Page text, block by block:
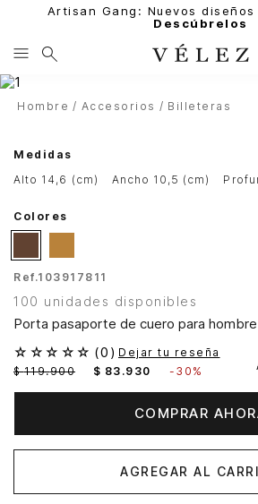
Artisan Gang: Nuevos
Descúbrelos
Hombre Accesorios Billeteras
Medidas
alto 14,6 (cm)
ancho 10,5 (cm)
Colores
Ref.103917811
100 unidades disponibles
Porta pasaporte de cuero para hombre
☆ ☆ ☆ ☆ ☆ (0 ) Dejar tu reseña
$ 119.900 $ 83 .930 - 30%
COMPRAR
AGREGAR AL